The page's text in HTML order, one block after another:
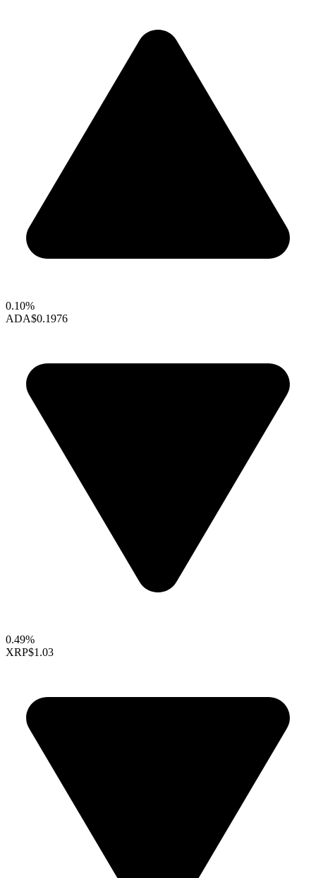
0.10%
ADA$0.1976
0.49%
XRP$1.03